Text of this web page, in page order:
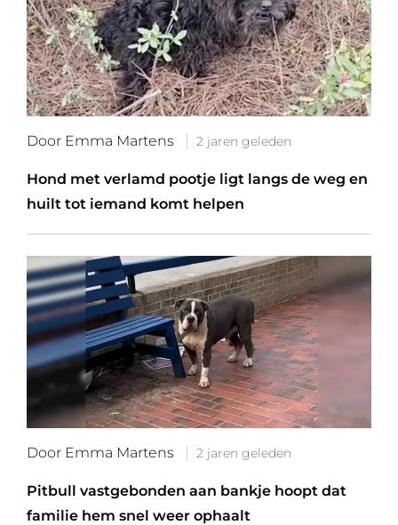
Door Emma Martens 2 jaren geleden
Hond met verlamd pootje ligt langs de weg en
huilt tot iemand komt helpen
Door Emma Martens 2 jaren geleden
Pitbull vastgebonden aan bankje hoopt dat
familie hem snel weer ophaalt